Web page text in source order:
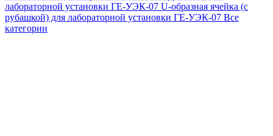
лабораторной установки ГЕ-УЭК-07 U-образная ячейка (с
рубашкой) для лабораторной установки ГЕ-УЭК-07 Все
категории